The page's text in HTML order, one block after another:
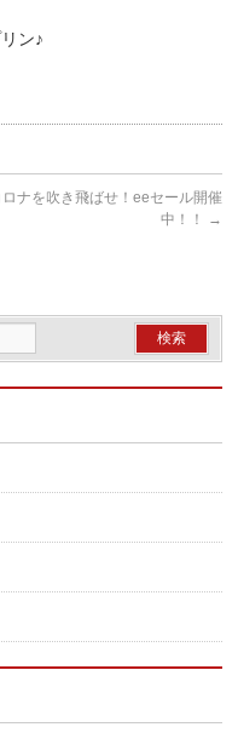
ン♪
ロナを吹き飛ばせ！eeセール開催
中！！
→